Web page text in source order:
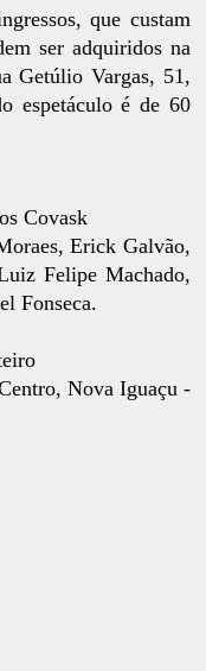
que custam
ser adquiridos na
Getúlio Vargas, 51,
espetáculo é de 60
Covask
Erick Galvão,
Felipe Machado,
Fonseca.
Nova Iguaçu -